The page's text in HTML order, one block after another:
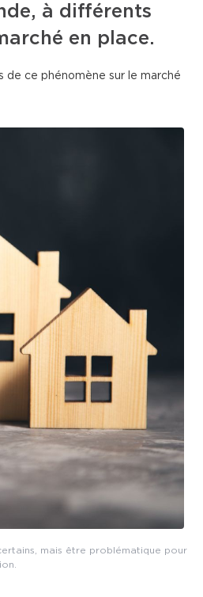
à différents
en place.
de ce phénomène sur le marché
mais être problématique pour